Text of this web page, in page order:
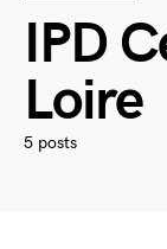
IPD
Loire
5 posts